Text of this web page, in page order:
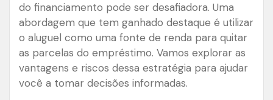
do financiamento pode ser desafiadora. Uma
abordagem que tem ganhado destaque é utilizar
o aluguel como uma fonte de renda para quitar
as parcelas do empréstimo. Vamos explorar as
vantagens e riscos dessa estratégia para ajudar
você a tomar decisões informadas.